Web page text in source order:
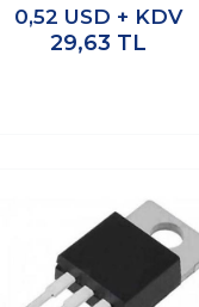
0,52 USD + KDV
29,63 TL